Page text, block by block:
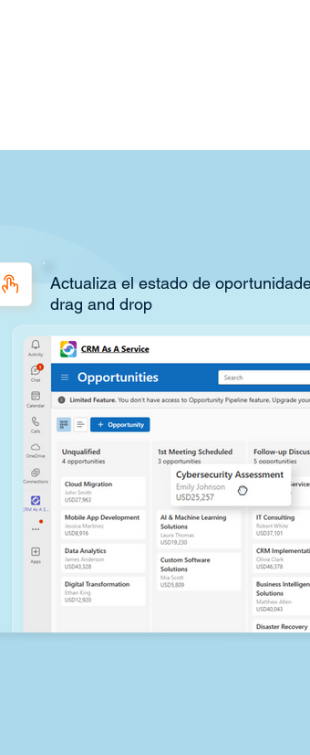
Actualiza el estado de
drag and drop